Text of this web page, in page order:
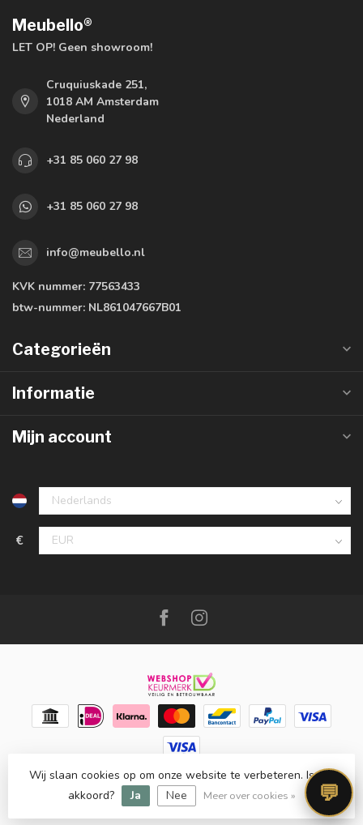
Meubello®
LET OP! Geen showroom!
Cruquiuskade 251,
1018 AM Amsterdam
Nederland
+31 85 060 27 98
+31 85 060 27 98
info@meubello.nl
KVK nummer: 77563433
btw-nummer: NL861047667B01
Categorieën
Informatie
Mijn account
€
© Copyright 2026 Meubello®- Powered byLightspeed-
Lightspeed designby Dyvelopment 💬
Wij slaan cookies op om onze website te verbeteren. Is dat
akkoord?
Ja Nee Meer over cookies »